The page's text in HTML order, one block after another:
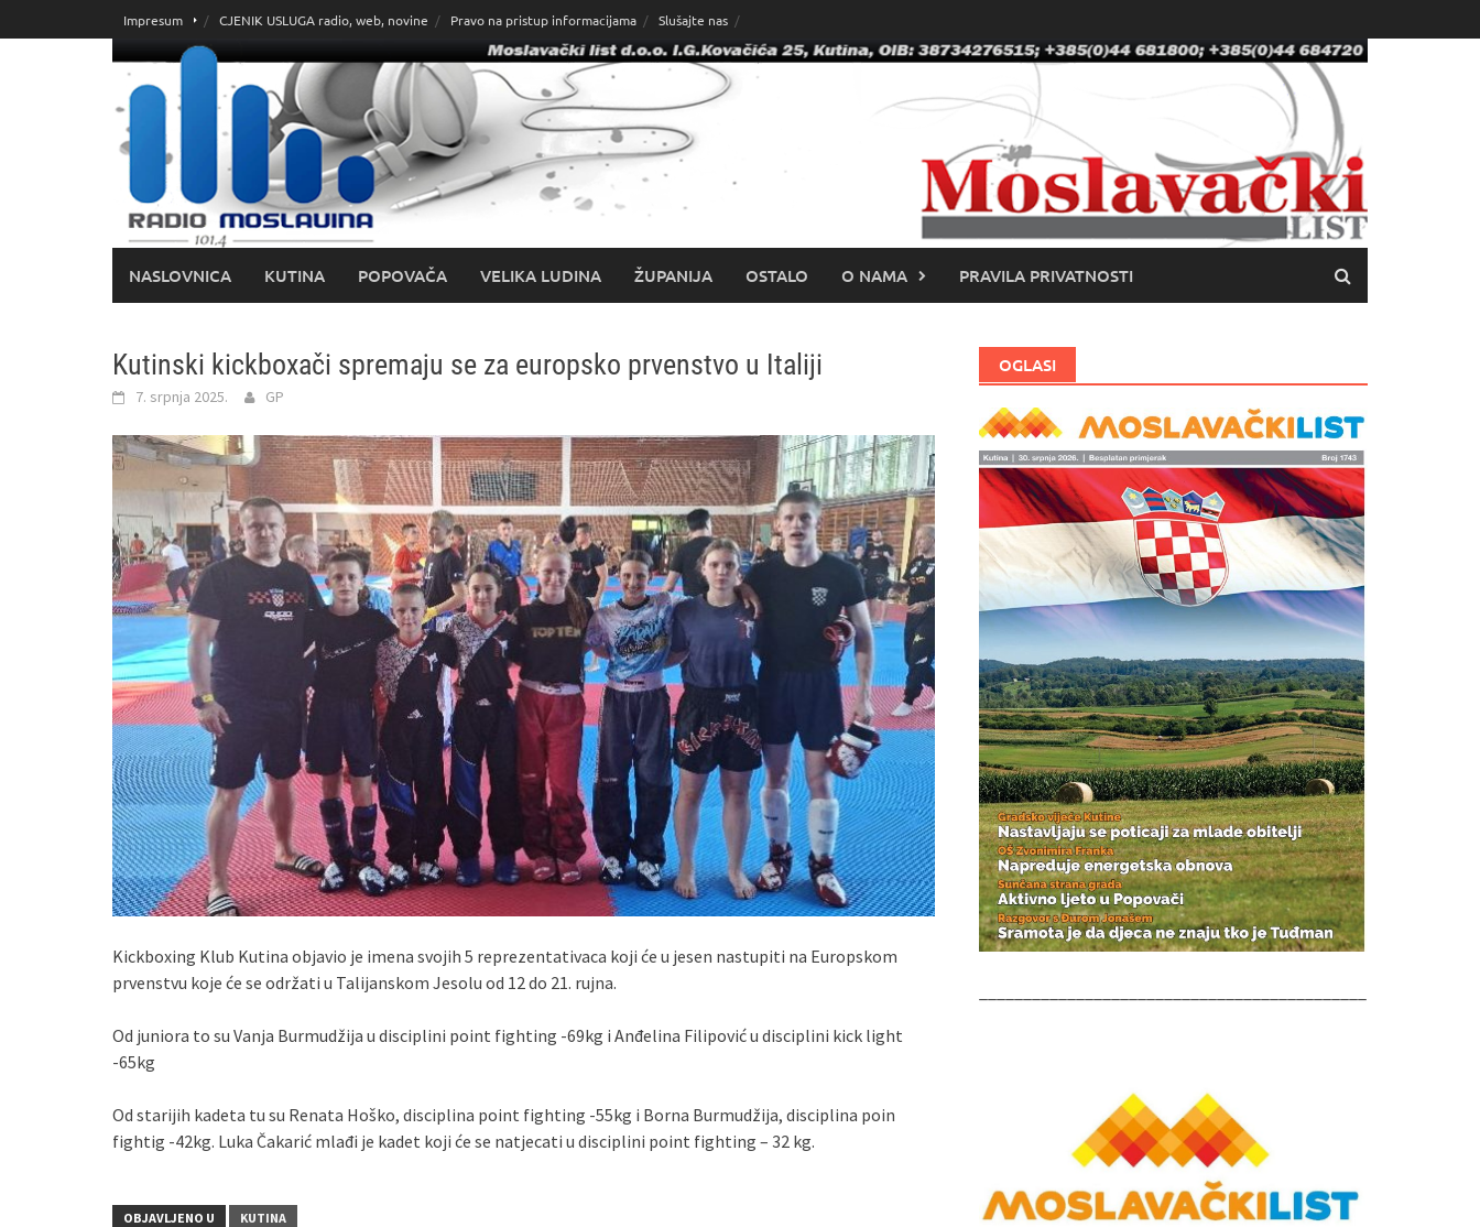
do
Impresum CJENIK USLUGA radio, web, novine Pravo na pristup informacijama Slušajte nas
NASLOVNICA KUTINA POPOVAČA VELIKA LUDINA ŽUPANIJA OSTALO O NAMA PRAVILA PRIVATNOSTI
Kutinski kickboxači spremaju se za europsko prvenstvo u Italiji
7. srpnja 2025. GP
Kickboxing Klub Kutina objavio je imena svojih 5 reprezentativaca koji će u jesen nastupiti na Europskom
prvenstvu koje će se održati u Talijanskom Jesolu od 12 do 21. rujna.
Od juniora to su Vanja Burmudžija u disciplini point fighting -69kg i Anđelina Filipović u disciplini kick light
-65kg
Od starijih kadeta tu su Renata Hoško, disciplina point fighting -55kg i Borna Burmudžija, disciplina poin
fightig -42kg. Luka Čakarić mlađi je kadet koji će se natjecati u disciplini point fighting – 32 kg.
OBJAVLJENO U KUTINA
OGLASI